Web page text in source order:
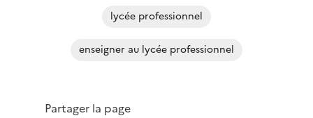
lycée professionnel
enseigner au lycée professionnel
Partager la page